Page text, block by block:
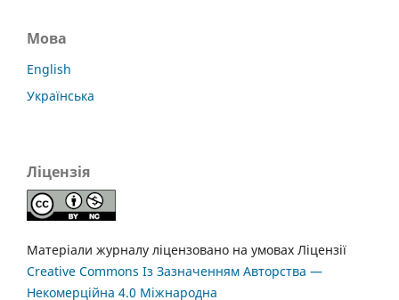
Мова
English
Українська
Ліцензія
Матеріали журналу ліцензовано на умовах Ліцензії
Creative Commons Із Зазначенням Авторства —
Некомерційна 4.0 Міжнародна